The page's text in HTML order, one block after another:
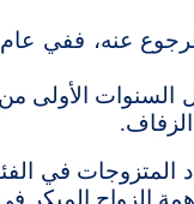
تعرضن للطلاق، كن دون سن 30 سنة أي
في الأعمار دون سن 18 سنة قليل